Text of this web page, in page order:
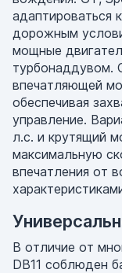
адаптироваться
дорожным
мощные
турбонаддувом.
впечатляющей
обеспечивая
управление.
л.с. и крутящий
максимальную
впечатления от
В отличие от
DB11 соблюден